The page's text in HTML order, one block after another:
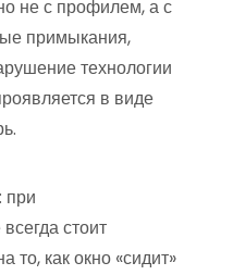
не с профилем, а с
примыкания,
технологии
в виде
при
стоит
то, как окно «сидит»